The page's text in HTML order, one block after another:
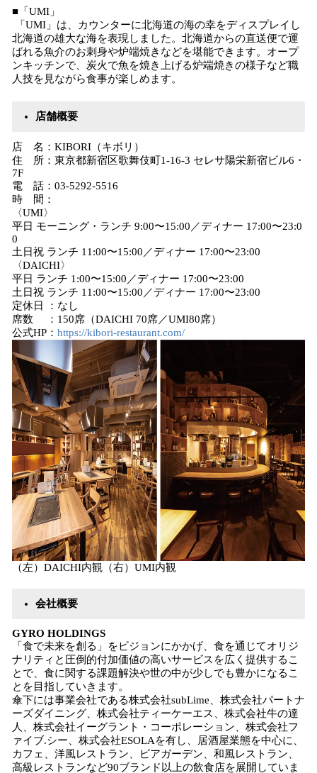
■「UMI」
「UMI」は、カウンターに北海道の海の幸をディスプレイし
北海道の雄大な海を表現しました。北海道からの直送便で運
ばれる魚介のお刺身や炉端焼きなどを堪能できます。オープ
ンキッチンで、炭火で魚を焼き上げる炉端焼きの様子など職
人技を見ながら食事が楽しめます。
店舗概要
店 名：KIBORI（キボリ）
住 所：東京都新宿区歌舞伎町1-16-3 セレサ陽栄新宿ビル6・
7F
電 話：03-5292-5516
時 間：
〈UMI〉
平日 モーニング・ランチ 9:00〜15:00／ディナー 17:00〜23:0
0
土日祝 ランチ 11:00〜15:00／ディナー 17:00〜23:00
〈DAICHI〉
平日 ランチ 1:00〜15:00／ディナー 17:00〜23:00
土日祝 ランチ 11:00〜15:00／ディナー 17:00〜23:00
定休日 ：なし
席数 ：150席（DAICHI 70席／UMI80席）
公式HP： https://kibori-restaurant.com/
（左）DAICHI内観（右）UMI内観
会社概要
GYRO HOLDINGS
「食で未来を創る」をビジョンにかかげ、食を通じてオリジ
ナリティと圧倒的付加価値の高いサービスを広く提供するこ
とで、食に関する課題解決や世の中が少しでも豊かになるこ
とを目指していきます。
傘下には事業会社である株式会社subLime、株式会社パートナ
ーズダイニング、株式会社ティーケーエス、株式会社牛の達
人、株式会社イーグラント・コーポレーション、株式会社フ
ァイブ.シー、株式会社ESOLAを有し、居酒屋業態を中心に、
カフェ、洋風レストラン、ビアガーデン、和風レストラン、
高級レストランなど90ブランド以上の飲食店を展開していま